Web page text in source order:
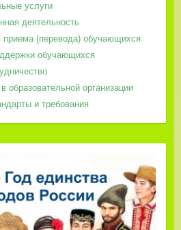
услуги
деятельность
приема (перевода) обучающихся
обучающихся
образовательной организации
и требования